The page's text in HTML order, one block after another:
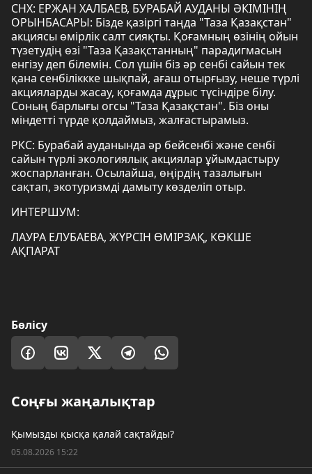
СНХ: ЕРЖАН ХАЛБАЕВ, БУРАБАЙ АУДАНЫ ӘКІМІНІҢ
ОРЫНБАСАРЫ: Бізде қазіргі таңда "Таза Қазақстан"
акциясы өмірлік салт сияқты. Қоғамның өзінің ойын
түзетудің өзі "Таза Қазақстанның" парадигмасын
енгізу деп білемін. Сол үшін біз әр сенбі сайын тек
қана сенбіліккке шықпай, ағаш отырғызу, неше түрлі
акцияларды жасау, қоғамда дұрыс түсіндіре білу.
Соның барлығы огсы "Таза Қазақстан". Біз оны
міндетті түрде қолдаймыз, жалғастырамыз.
РКС: Бурабай ауданында әр бейсенбі және сенбі
сайын түрлі экологиялық акциялар ұйымдастыру
жоспарланған. Осылайша, өңірдің тазалығын
сақтап, экотуризмді дамыту көзделіп отыр.
ИНТЕРШУМ:
ЛАУРА ЕЛУБАЕВА, ЖҮРСІН ӨМІРЗАҚ, КӨКШЕ
АҚПАРАТ
Бөлісу
Соңғы жаңалықтар
Қымызды қысқа қалай сақтайды?
05.08.2026 15:22